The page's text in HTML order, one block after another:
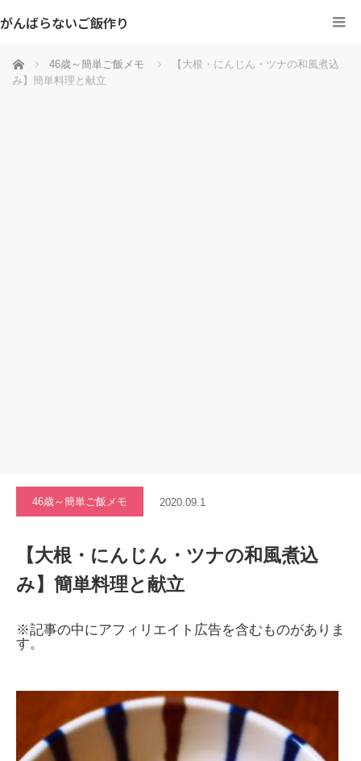
がんばらないご飯作り
ホーム 46歳～簡単ご飯メモ
【大根・にんじん・ツナの和風煮込
み】簡単料理と献立
46歳～簡単ご飯メモ 2020.09.1
【大根・にんじん・ツナの和風煮込
み】簡単料理と献立
※記事の中にアフィリエイト広告を含むものがありま
す。